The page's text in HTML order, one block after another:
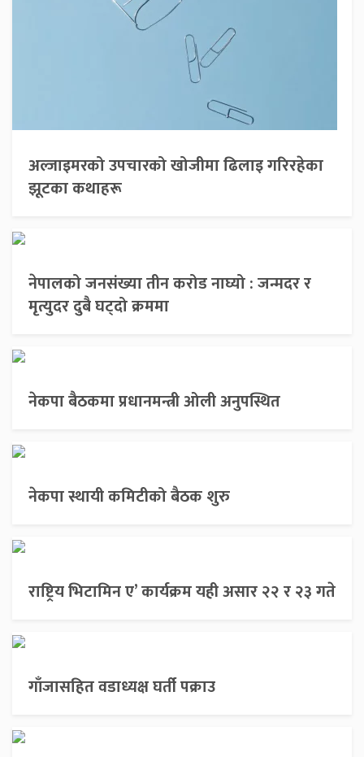
अल्जाइमरको उपचारको खोजीमा ढिलाइ गरिरहेका
झूटका कथाहरू
नेपालको जनसंख्या तीन करोड नाघ्यो : जन्मदर र
मृत्युदर दुबै घट्दो क्रममा
नेकपा बैठकमा प्रधानमन्त्री ओली अनुपस्थित
नेकपा स्थायी कमिटीको बैठक शुरु
राष्ट्रिय भिटामिन ए’ कार्यक्रम यही असार २२ र २३ गते
गाँजासहित वडाध्यक्ष घर्ती पक्राउ